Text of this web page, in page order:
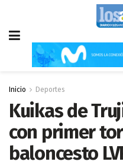
Inicio Deportes
Kuikas de
con primer
baloncesto